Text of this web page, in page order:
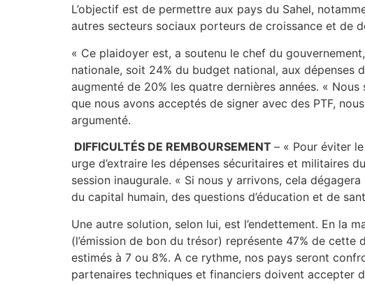
L’objectif est de permettre aux pays du Sahel,
autres secteurs sociaux porteurs de croissance et de
« Ce plaidoyer est, a soutenu le chef du
nationale, soit 24% du budget national, aux dépenses
augmenté de 20% les quatre dernières années. «
que nous avons acceptés de signer avec des PTF,
argumenté.
DIFFICULTÉS DE REMBOURSEMENT – « Pour éviter
urge d’extraire les dépenses sécuritaires et militaires
session inaugurale. « Si nous y arrivons, cela
du capital humain, des questions d’éducation et de
Une autre solution, selon lui, est l’endettement. En la
(l’émission de bon du trésor) représente 47% de
estimés à 7 ou 8%. A ce rythme, nos pays seront
partenaires techniques et financiers doivent accepter